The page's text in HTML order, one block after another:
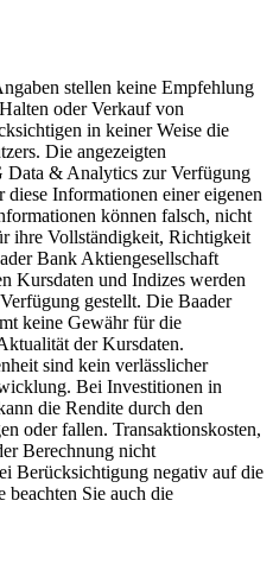
stellen keine Empfehlung
oder Verkauf von
in keiner Weise die
Die angezeigten
& Analytics zur Verfügung
diese Informationen einer eigenen
können falsch, nicht
ihre Vollständigkeit, Richtigkeit
Bank Aktiengesellschaft
Kursdaten und Indizes werden
gestellt. Die Baader
keine Gewähr für die
der Kursdaten.
sind kein verlässlicher
Bei Investitionen in
die Rendite durch den
oder fallen. Transaktionskosten,
Berechnung nicht
Berücksichtigung negativ auf die
Sie auch die